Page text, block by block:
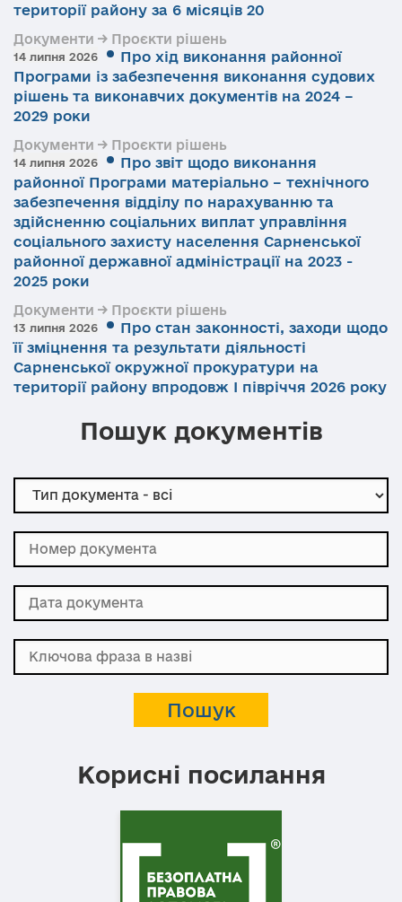
території району за 6 місяців 20
Документи → Проєкти рішень
14 липня 2026
Про хід виконання районної
Програми із забезпечення виконання судових
рішень та виконавчих документів на 2024 –
2029 роки
Документи → Проєкти рішень
14 липня 2026
Про звіт щодо виконання
районної Програми матеріально – технічного
забезпечення відділу по нарахуванню та
здійсненню соціальних виплат управління
соціального захисту населення Сарненської
районної державної адміністрації на 2023 -
2025 роки
Документи → Проєкти рішень
13 липня 2026
Про стан законності, заходи щодо
її зміцнення та результати діяльності
Сарненської окружної прокуратури на
території району впродовж І півріччя 2026 року
Пошук документів
Корисні посилання